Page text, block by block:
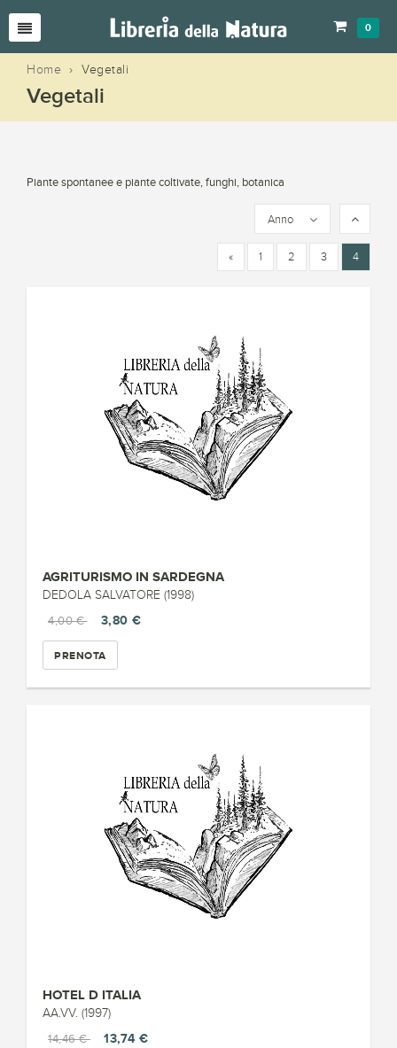
0
Home › Vegetali
Vegetali
Piante spontanee e piante coltivate, funghi, botanica
Anno
« 1 2 3 4
AGRITURISMO IN SARDEGNA
DEDOLA SALVATORE (1998)
4,00 €
3,80 €
PRENOTA
HOTEL D ITALIA
AA.VV. (1997)
14,46 €
13,74 €